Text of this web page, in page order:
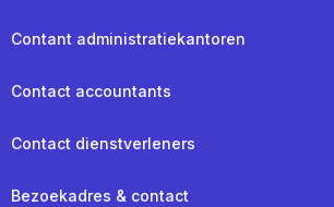
Contant administratiekantoren
Contact accountants
Contact dienstverleners
Bezoekadres & contact